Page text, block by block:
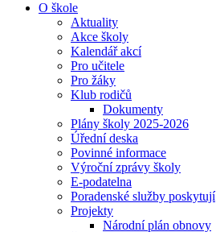
O škole
Aktuality
Akce školy
Kalendář akcí
Pro učitele
Pro žáky
Klub rodičů
Dokumenty
Plány školy 2025-2026
Úřední deska
Povinné informace
Výroční zprávy školy
E-podatelna
Poradenské služby poskytují
Projekty
Národní plán obnovy